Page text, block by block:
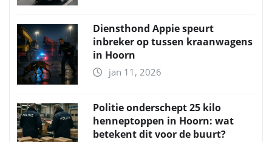
Diensthond Appie speurt
inbreker op tussen kraanwagens
in Hoorn
jan 11, 2026
Politie onderschept 25 kilo
henneptoppen in Hoorn: wat
betekent dit voor de buurt?